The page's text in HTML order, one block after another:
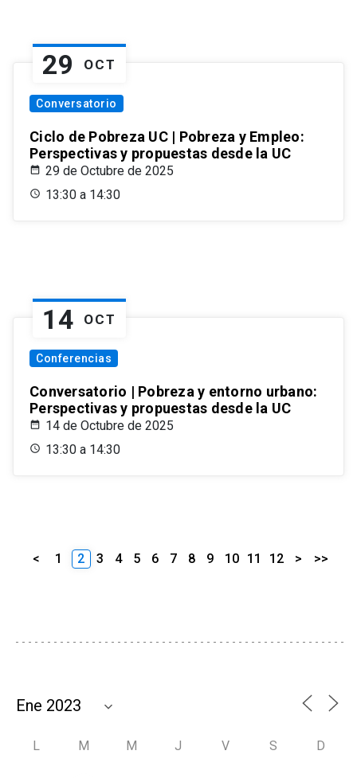
29 OCT
Conversatorio
Ciclo de Pobreza UC | Pobreza y Empleo:
Perspectivas y propuestas desde la UC
29 de Octubre de 2025
13:30 a 14:30
14 OCT
Conferencias
Conversatorio | Pobreza y entorno urbano:
Perspectivas y propuestas desde la UC
14 de Octubre de 2025
13:30 a 14:30
< 1 2 3 4 5 6 7 8 9 10 11 12 > >>
L M M J V S D